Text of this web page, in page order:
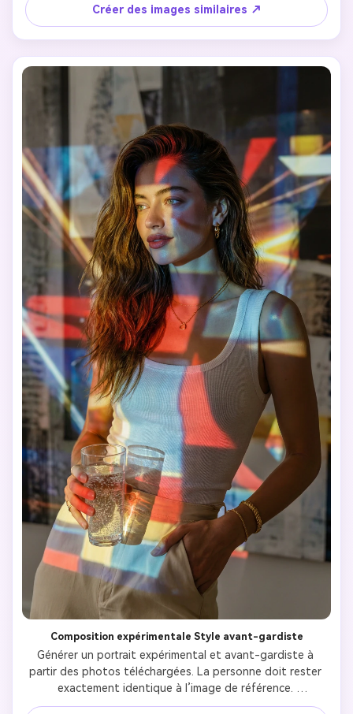
réaliste, qualité de prise de vue de mode professionnelle.
Pas d'anime, pas d'illustration, pas de style fantastique.
Créer des images similaires ↗
Composition expérimentale Style avant-gardiste
Générer un portrait expérimental et avant-gardiste à
partir des photos téléchargées. La personne doit rester
exactement identique à l’image de référence.
Composition non conventionnelle, cadrage excentrique,